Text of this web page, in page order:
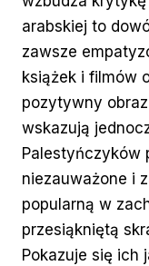
arabskiej to
zawsze
książek i filmów
pozytywny
wskazują
Palestyńczyków
niezauważone i
popularną w
przesiąkniętą
Pokazuje się ich